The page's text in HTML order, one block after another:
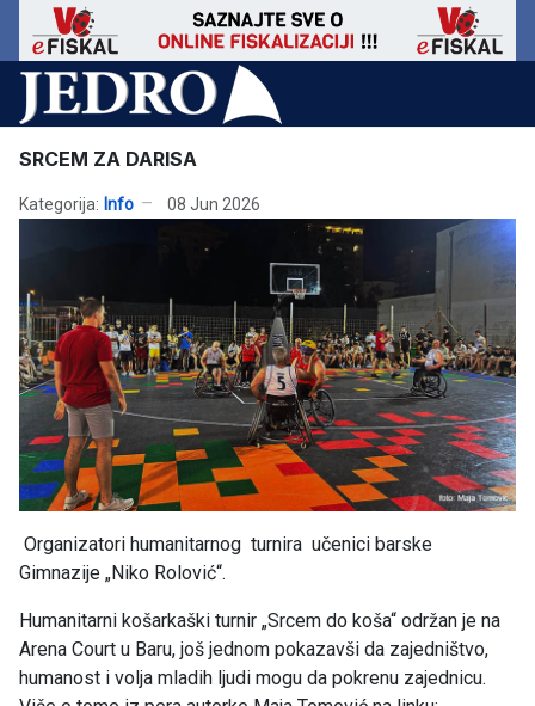
SRCEM ZA DARISA
Kategorija: Info 08 Jun 2026
Organizatori humanitarnog turnira učenici barske
Gimnazije „Niko Rolović“.
Humanitarni košarkaški turnir „Srcem do koša“ održan je na
Arena Court u Baru, još jednom pokazavši da zajedništvo,
humanost i volja mladih ljudi mogu da pokrenu zajednicu.